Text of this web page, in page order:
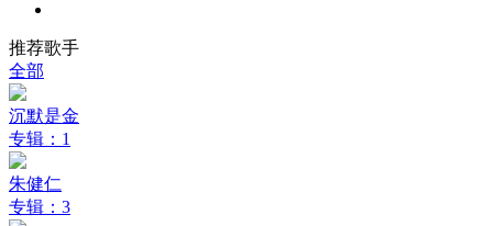
推荐歌手
全部
沉默是金
专辑：1
朱健仁
专辑：3